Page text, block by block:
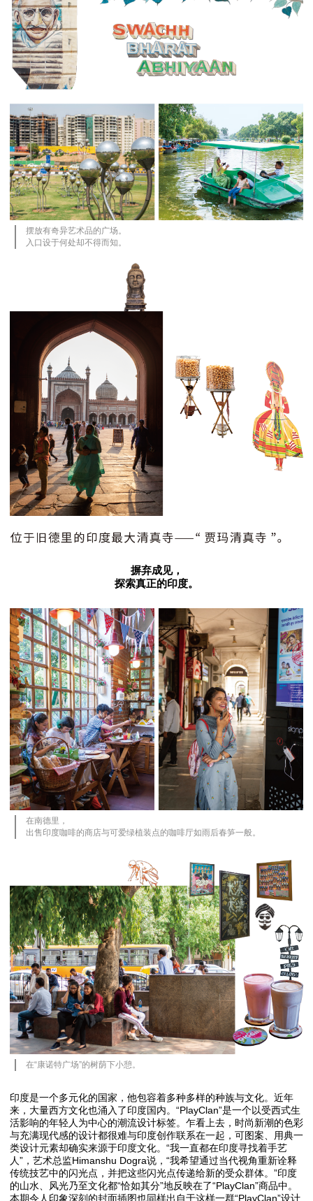
摆放有奇异艺术品的广场。
入口设于何处却不得而知。
摒弃成见，
探索真正的印度。
在南德里，
出售印度咖啡的商店与可爱绿植装点的咖啡厅如雨后春笋一般。
在“康诺特广场”的树荫下小憩。
印度是一个多元化的国家，他包容着多种多样的种族与文化。近年
来，大量西方文化也涌入了印度国内。“PlayClan”是一个以受西式生
活影响的年轻人为中心的潮流设计标签。乍看上去，时尚新潮的色彩
与充满现代感的设计都很难与印度创作联系在一起，可图案、用典一
类设计元素却确实来源于印度文化。“我一直都在印度寻找着手艺
人”，艺术总监Himanshu Dogra说，“我希望通过当代视角重新诠释
传统技艺中的闪光点，并把这些闪光点传递给新的受众群体。”印度
的山水、风光乃至文化都“恰如其分”地反映在了“PlayClan”商品中。
本期令人印象深刻的封面插图也同样出自于这样一群“PlayClan”设计